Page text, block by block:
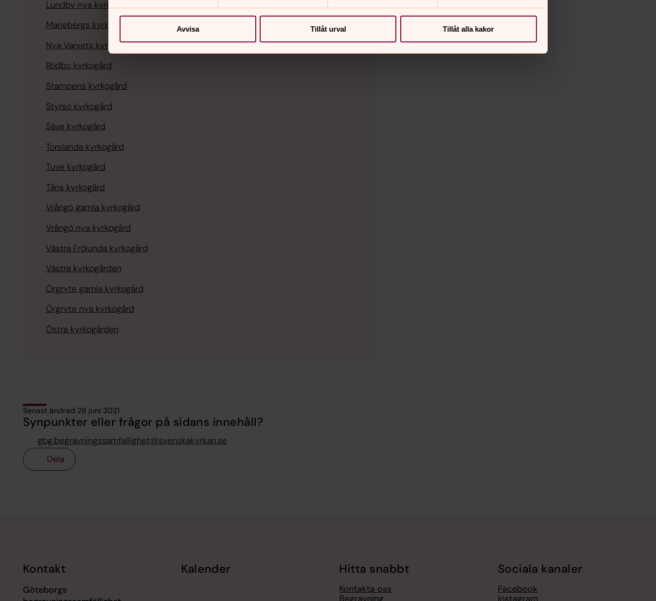
Avvisa Tillåt urval Tillåt alla kakor
Lundby nya kyrkogård
Mariebergs kyrkogård
Nya Varvets kyrkogård
Rödbo kyrkogård
Stampens kyrkogård
Styrsö kyrkogård
Säve kyrkogård
Torslanda kyrkogård
Tuve kyrkogård
Tåns kyrkogård
Vrångö gamla kyrkogård
Vrångö nya kyrkogård
Västra Frölunda kyrkogård
Västra kyrkogården
Örgryte gamla kyrkogård
Örgryte nya kyrkogård
Östra kyrkogården
Senast ändrad 28 juni 2021
Synpunkter eller frågor på sidans innehåll?
gbg.begravningssamfallighet@svenskakyrkan.se
Dela
Kontakt
Göteborgs
Kalender Hitta snabbt
Kontakta oss
Begravning
Sociala kanaler
Facebook
Instagram